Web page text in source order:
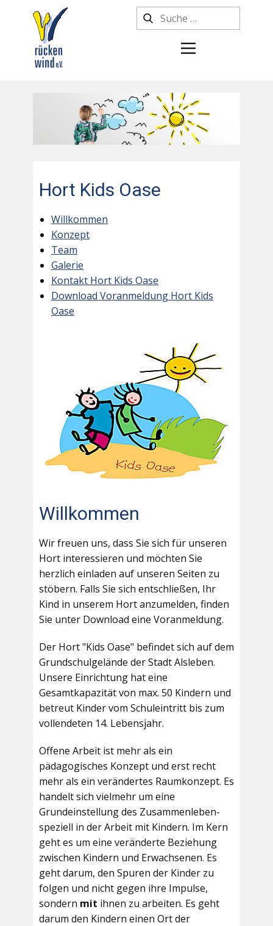
Hort Kids Oase
Willkommen
Konzept
Team
Galerie
Kontakt Hort Kids Oase
Download Voranmeldung Hort Kids
Oase
Willkommen
Wir freuen uns, dass Sie sich für unseren
Hort interessieren und möchten Sie
herzlich einladen auf unseren Seiten zu
stöbern. Falls Sie sich entschließen, Ihr
Kind in unserem Hort anzumelden, finden
Sie unter Download eine Voranmeldung.
Der Hort "Kids Oase" befindet sich auf dem
Grundschulgelände der Stadt Alsleben.
Unsere Einrichtung hat eine
Gesamtkapazität von max. 50 Kindern und
betreut Kinder vom Schuleintritt bis zum
vollendeten 14. Lebensjahr.
Offene Arbeit ist mehr als ein
pädagogisches Konzept und erst recht
mehr als ein verändertes Raumkonzept. Es
handelt sich vielmehr um eine
Grundeinstellung des Zusammenleben-
speziell in der Arbeit mit Kindern. Im Kern
geht es um eine veränderte Beziehung
zwischen Kindern und Erwachsenen. Es
geht darum, den Spuren der Kinder zu
folgen und nicht gegen ihre Impulse,
sondern mit ihnen zu arbeiten. Es geht
darum den Kindern einen Ort der